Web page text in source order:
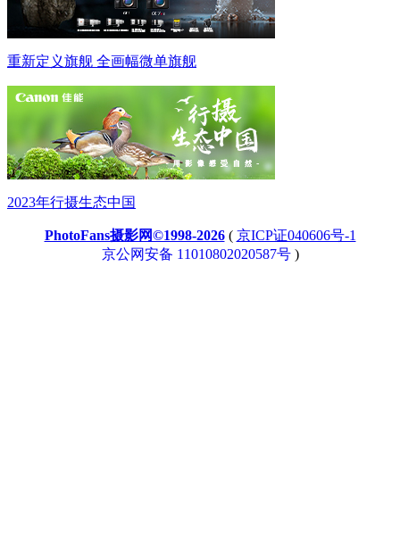
重新定义旗舰 全画幅微单旗舰
2023年行摄生态中国
PhotoFans摄影网©1998-2026( 京ICP证040606号-1
京公网安备 11010802020587号)